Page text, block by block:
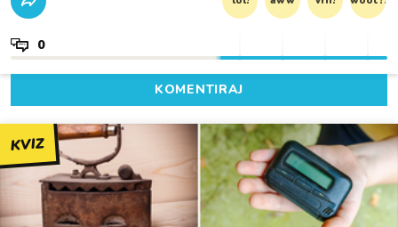
0
KOMENTIRAJ
KVIZ